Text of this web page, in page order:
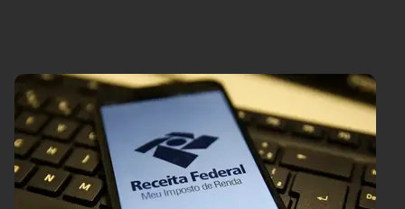
Agronegócios
Brasil
Brasil Mineral
Ciência &
Tecnologia
Cinema
Comportamento
Economia
Educação
Infraestrutura
Internacional
Meio Ambiente
Podcast
Política
Saúde
Tempo